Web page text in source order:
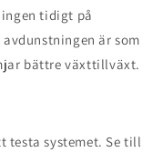
tidigt på
är som
bättre växttillväxt.
testa systemet. Se till